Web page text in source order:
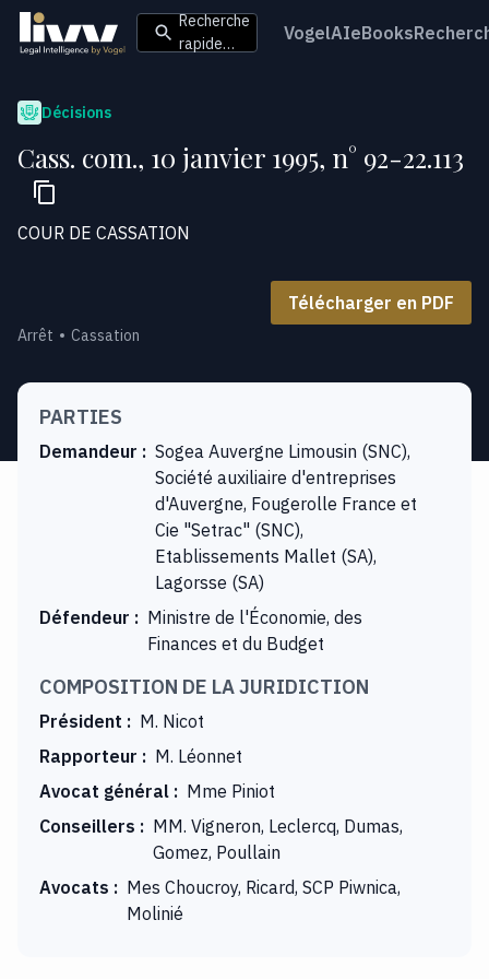
Recherche
rapide…
VogelAIeBooks
Décisions
Cass. com., 10 janvier 1995, n° 92-22.113
COUR DE CASSATION
Télécharger en PDF
Arrêt Cassation
PARTIES
Demandeur : Sogea Auvergne Limousin (SNC),
Société auxiliaire d'entreprises
d'Auvergne, Fougerolle France et
Cie "Setrac" (SNC),
Etablissements Mallet (SA),
Lagorsse (SA)
Défendeur : Ministre de l'Économie, des
Finances et du Budget
COMPOSITION DE LA JURIDICTION
Président : M. Nicot
Rapporteur : M. Léonnet
Avocat général : Mme Piniot
Conseillers : MM. Vigneron, Leclercq, Dumas,
Gomez, Poullain
Avocats : Mes Choucroy, Ricard, SCP Piwnica,
Molinié